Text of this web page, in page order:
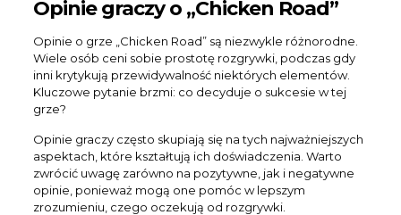
Opinie graczy o „Chicken Road”
Opinie o grze „Chicken Road” są niezwykle różnorodne.
Wiele osób ceni sobie prostotę rozgrywki, podczas gdy
inni krytykują przewidywalność niektórych elementów.
Kluczowe pytanie brzmi: co decyduje o sukcesie w tej
grze?
Opinie graczy często skupiają się na tych najważniejszych
aspektach, które kształtują ich doświadczenia. Warto
zwrócić uwagę zarówno na pozytywne, jak i negatywne
opinie, ponieważ mogą one pomóc w lepszym
zrozumieniu, czego oczekują od rozgrywki.